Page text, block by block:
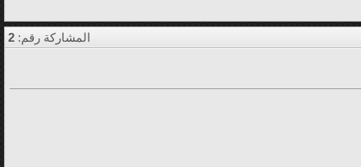
المشاركة رقم: 2